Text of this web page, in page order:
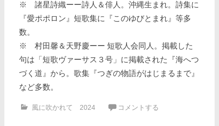
※ 諸星詩織ーー詩人＆俳人。沖縄生まれ。詩集に
『愛ポポロン』短歌集に『このゆびとまれ』等多
数。
※ 村田馨＆天野慶ーー 短歌人会同人。掲載した
句は「短歌ヴァーサス３号」に掲載された『海へつ
づく道』から。歌集『つぎの物語がはじまるまで』
など多数。
風に吹かれて 2024 コメントする